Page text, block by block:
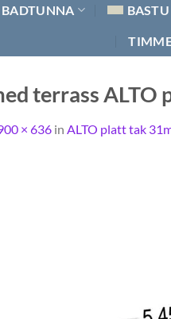
BADTUNNA BASTU
terrass ALTO
× 636 in ALTO platt tak